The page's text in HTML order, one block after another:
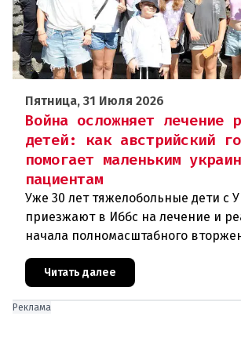
Пятница, 31 Июля 2026
Война осложняет лечение
детей: как австрийский
помогает маленьким
пациентам
Уже 30 лет тяжелобольные дети с
приезжают в Иббс на лечение и
начала полномасштабного
доступной.Трагедия Чернобыля
Читать далее
Реклама